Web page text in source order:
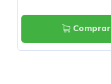
Comprar